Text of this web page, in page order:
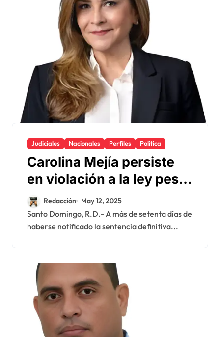
Judiciales Nacionales Perfiles Política
Carolina Mejía persiste
en violación a la ley pese
a sentencia en su contra
Redacción May 12, 2025
Santo Domingo, R.D.- A más de setenta días de
haberse notificado la sentencia definitiva...